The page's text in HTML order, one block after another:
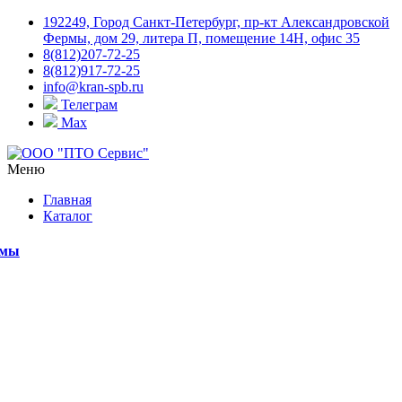
192249, Город Санкт-Петербург, пр-кт Александровской
Фермы, дом 29, литера П, помещение 14Н, офис 35
8(812)207-72-25
8(812)917-72-25
info@kran-spb.ru
Телеграм
Max
Меню
Главная
Каталог